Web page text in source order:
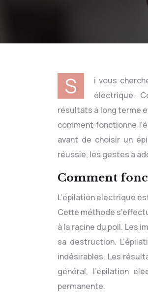
S
i vous
électrique.
résultats à long terme
comment fonctionne
avant de choisir un
réussie, les gestes à
Comment
L’épilation électrique
Cette méthode
à la racine du poil. Les
sa destruction.
indésirables. Les
général, l’épilation
permanente.